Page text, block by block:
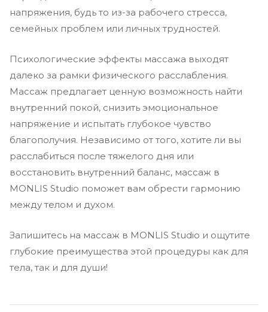
напряжения, будь то из-за рабочего стресса,
семейных проблем или личных трудностей.
Психологические эффекты массажа выходят
далеко за рамки физического расслабления.
Массаж предлагает ценную возможность найти
внутренний покой, снизить эмоциональное
напряжение и испытать глубокое чувство
благополучия. Независимо от того, хотите ли вы
расслабиться после тяжелого дня или
восстановить внутренний баланс, массаж в
MONLIS Studio поможет вам обрести гармонию
между телом и духом.
Запишитесь на массаж в MONLIS Studio и ощутите
глубокие преимущества этой процедуры как для
тела, так и для души!